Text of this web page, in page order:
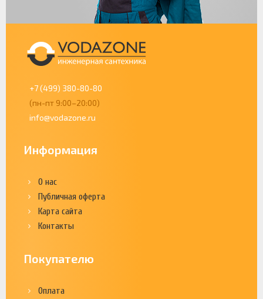
+7 (499) 380-80-80
(пн-пт 9:00–20:00)
info@vodazone.ru
Информация
О нас
Публичная оферта
Карта сайта
Контакты
Покупателю
Оплата